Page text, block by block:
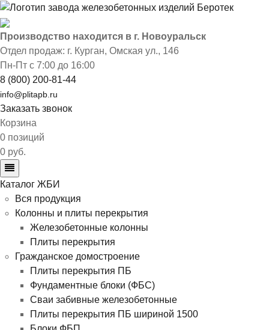
Производство находится в г. Новоуральск
Отдел продаж: г. Курган, Омская ул., 146
Пн-Пт с 7:00 до 16:00
8 (800) 200-81-44
info@plitapb.ru
Заказать звонок
Корзина
0 позиций
0 руб.
Каталог ЖБИ
Вся продукция
Колонны и плиты перекрытия
Железобетонные колонны
Плиты перекрытия
Гражданское домостроение
Плиты перекрытия ПБ
Фундаментные блоки (ФБС)
Сваи забивные железобетонные
Плиты перекрытия ПБ шириной 1500